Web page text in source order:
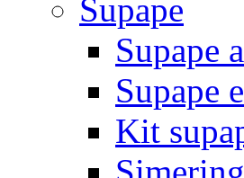
Supape
Supape
Supape
Kit